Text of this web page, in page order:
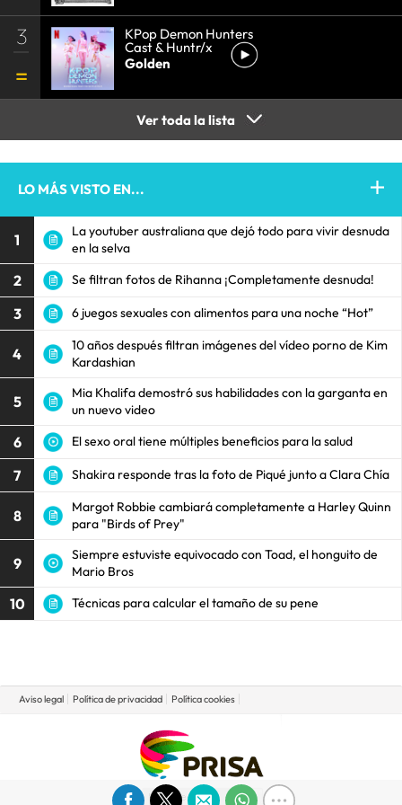
3 KPop Demon Hunters
Cast & Huntr/x
Golden
Ver toda la lista
LO MÁS VISTO EN...
1
La youtuber australiana que dejó todo para vivir desnuda
en la selva
2 Se filtran fotos de Rihanna ¡Completamente desnuda!
3 6 juegos sexuales con alimentos para una noche “Hot”
4
10 años después filtran imágenes del vídeo porno de Kim
Kardashian
5
Mia Khalifa demostró sus habilidades con la garganta en
un nuevo video
6 El sexo oral tiene múltiples beneficios para la salud
7 Shakira responde tras la foto de Piqué junto a Clara Chía
8
Margot Robbie cambiará completamente a Harley Quinn
para "Birds of Prey"
9
Siempre estuviste equivocado con Toad, el honguito de
Mario Bros
10 Técnicas para calcular el tamaño de su pene
Aviso legal Política de privacidad Política cookies